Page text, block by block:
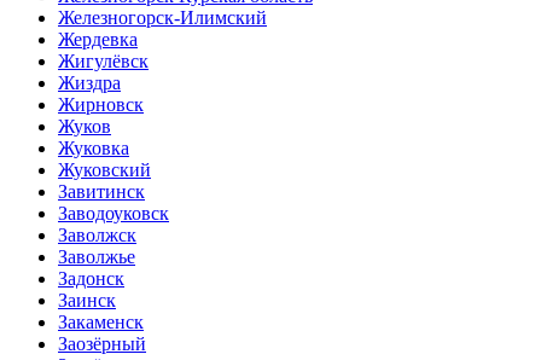
Железногорск-Илимский
Жердевка
Жигулёвск
Жиздра
Жирновск
Жуков
Жуковка
Жуковский
Завитинск
Заводоуковск
Заволжск
Заволжье
Задонск
Заинск
Закаменск
Заозёрный